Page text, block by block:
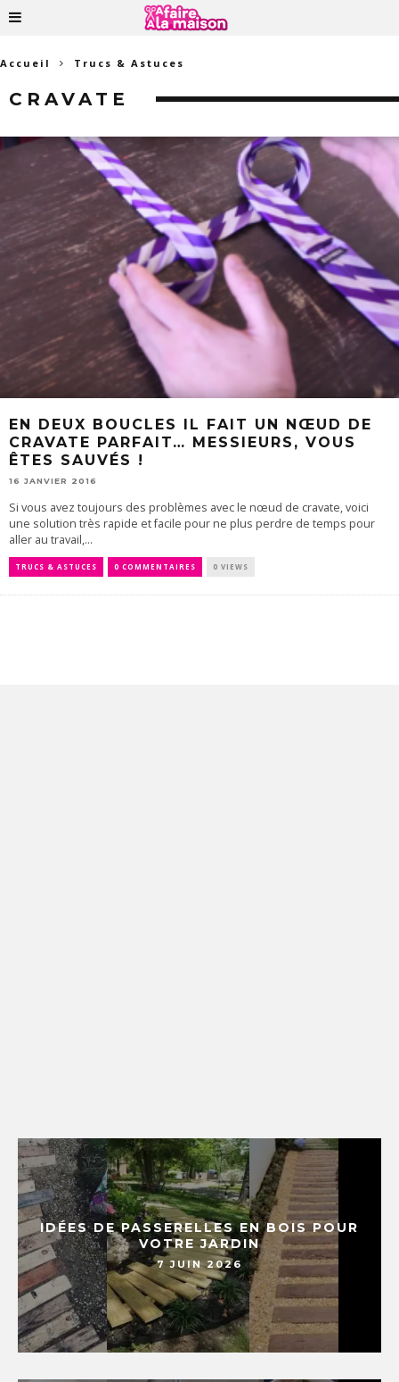
Accueil Trucs & Astuces
CRAVATE
EN DEUX BOUCLES IL FAIT UN NŒUD DE
CRAVATE PARFAIT… MESSIEURS, VOUS
ÊTES SAUVÉS !
16 JANVIER 2016
Si vous avez toujours des problèmes avec le nœud de cravate, voici
une solution très rapide et facile pour ne plus perdre de temps pour
aller au travail,...
TRUCS & ASTUCES 0 COMMENTAIRES 0 VIEWS
IDÉES DE PASSERELLES EN BOIS POUR
VOTRE JARDIN
7 JUIN 2026